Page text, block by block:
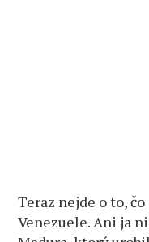
Teraz nejde o to,
Venezuele. Ani ja